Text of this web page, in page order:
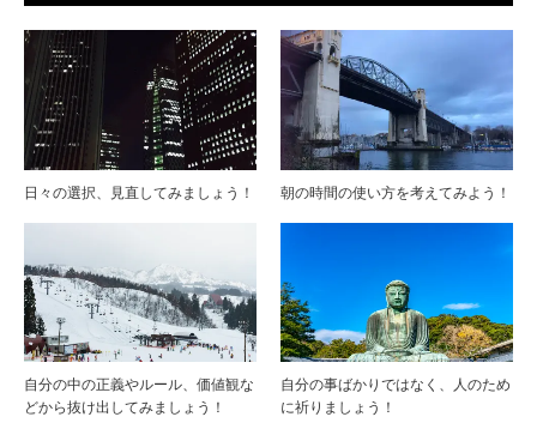
日々の選択、見直してみましょう！ 朝の時間の使い方を考えてみよう！
自分の中の正義やルール、価値観な
どから抜け出してみましょう！
自分の事ばかりではなく、人のため
に祈りましょう！